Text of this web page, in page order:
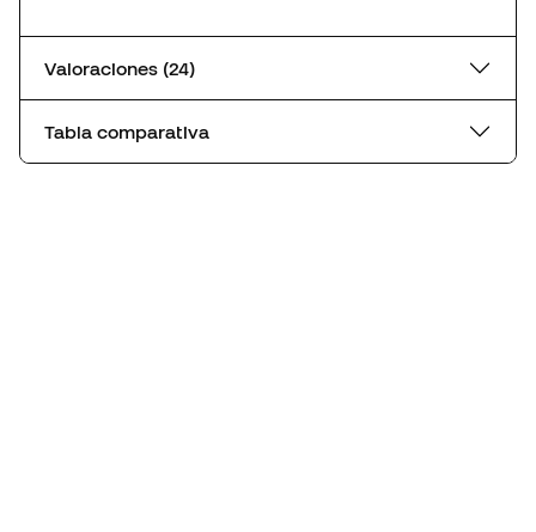
Valoraciones (24)
Tabla comparativa